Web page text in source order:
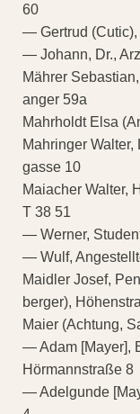
60
— Gertrud (Cutic),
— Johann, Dr.,
Mährer
anger 59a
Mahrholdt Elsa
Mahringer
gasse 10
Maiacher Walter,
T 38 51
— Werner,
— Wulf,
Maidler Josef,
berger),
Maier (Achtung,
— Adam [Mayer],
Hörmannstraße 8
— Adelgunde